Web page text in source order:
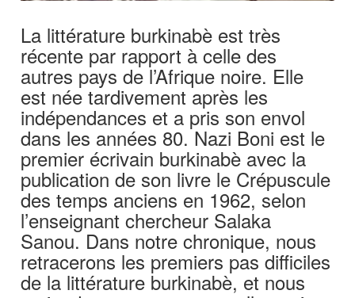
La littérature burkinabè est très
récente par rapport à celle des
autres pays de l’Afrique noire. Elle
est née tardivement après les
indépendances et a pris son envol
dans les années 80. Nazi Boni est le
premier écrivain burkinabè avec la
publication de son livre le Crépuscule
des temps anciens en 1962, selon
l’enseignant chercheur Salaka
Sanou. Dans notre chronique, nous
retracerons les premiers pas difficiles
de la littérature burkinabè, et nous